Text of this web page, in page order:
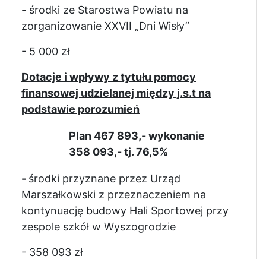
- środki ze Starostwa Powiatu na
zorganizowanie XXVII „Dni Wisły”
- 5 000 zł
Dotacje i wpływy z tytułu pomocy
finansowej udzielanej między j.s.t na
podstawie porozumień
Plan 467 893,- wykonanie
358 093,- tj. 76,5%
- środki przyznane przez Urząd
Marszałkowski z przeznaczeniem na
kontynuację budowy Hali Sportowej przy
zespole szkół w Wyszogrodzie
- 358 093 zł